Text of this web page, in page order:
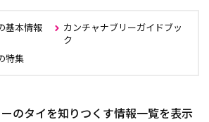
基本情報
カンチャナブリーガイドブッ
ク
特集
のタイを知りつくす情報一覧を表示